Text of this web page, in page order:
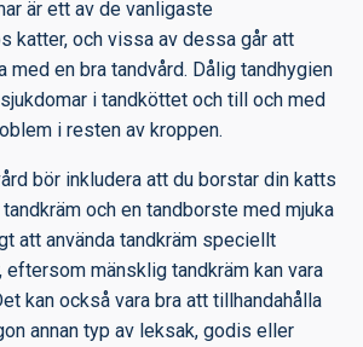
är ett av de vanligaste
katter, och vissa av dessa går att
med en bra tandvård. Dålig tandhygien
i tandköttet och till och med
i resten av kroppen.
bör inkludera att du borstar din katts
och en tandborste med mjuka
att använda tandkräm speciellt
mänsklig tandkräm kan vara
kan också vara bra att tillhandahålla
annan typ av leksak, godis eller